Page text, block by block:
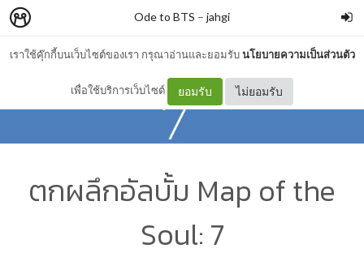
เราใช้คุ๊กกี้บนเว็บไซต์ของเรา กรุณาอ่านและยอมรับนโยบายความเป็นส่วนตัว
เพื่อใช้บริการเว็บไซต์ ยอมรับ ไม่ยอมรับ
Ode to BTS – jahgi
ตกผลึกอัลบั้ม Map of the
Soul: 7